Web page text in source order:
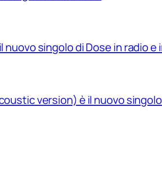
nuovo singolo di Dose in radio
version) è il nuovo